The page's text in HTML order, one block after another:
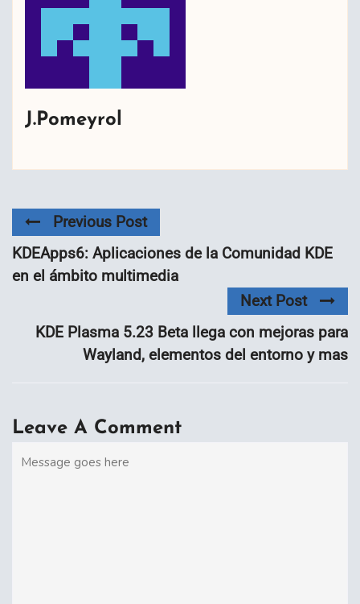
J.Pomeyrol
Previous Post
KDEApps6: Aplicaciones de la Comunidad KDE
en el ámbito multimedia
Next Post
KDE Plasma 5.23 Beta llega con mejoras para
Wayland, elementos del entorno y mas
Leave A Comment